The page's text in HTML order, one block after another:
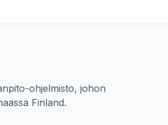
ohjelmisto, johon
Finland.